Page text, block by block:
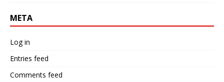
META
Log in
Entries feed
Comments feed